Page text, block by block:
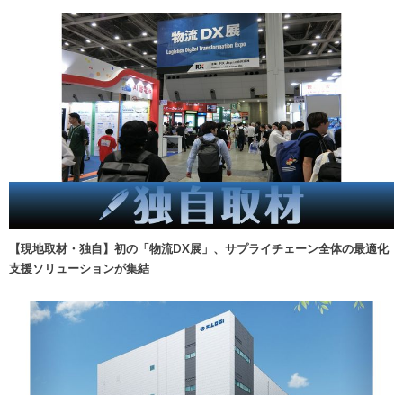
【現地取材・独自】初の「物流DX展」、サプライチェーン全体の最適化
支援ソリューションが集結